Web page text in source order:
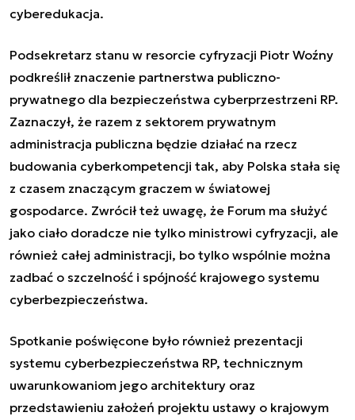
cyberedukacja.
Podsekretarz stanu w resorcie cyfryzacji Piotr Woźny
podkreślił znaczenie partnerstwa publiczno-
prywatnego dla bezpieczeństwa cyberprzestrzeni RP.
Zaznaczył, że razem z sektorem prywatnym
administracja publiczna będzie działać na rzecz
budowania cyberkompetencji tak, aby Polska stała się
z czasem znaczącym graczem w światowej
gospodarce. Zwrócił też uwagę, że Forum ma służyć
jako ciało doradcze nie tylko ministrowi cyfryzacji, ale
również całej administracji, bo tylko wspólnie można
zadbać o szczelność i spójność krajowego systemu
cyberbezpieczeństwa.
Spotkanie poświęcone było również prezentacji
systemu cyberbezpieczeństwa RP, technicznym
uwarunkowaniom jego architektury oraz
przedstawieniu założeń projektu ustawy o krajowym